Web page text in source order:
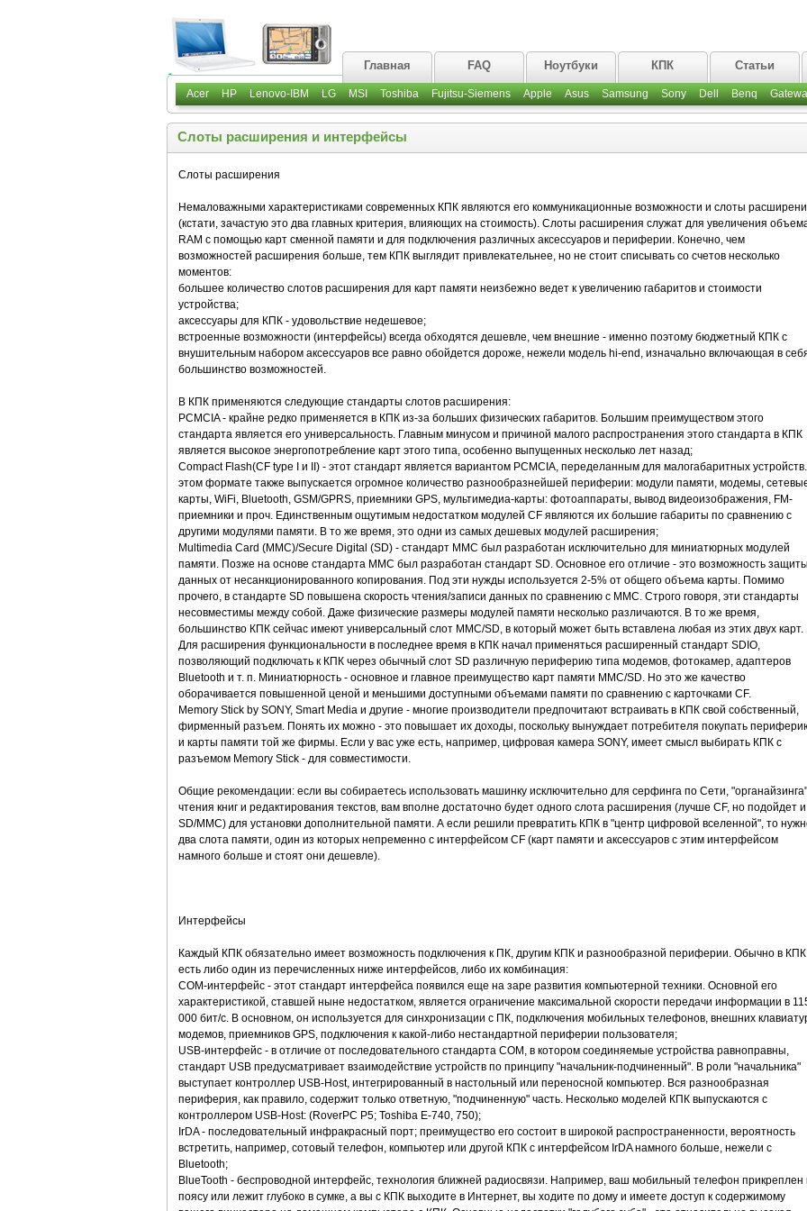
Главная FAQ Ноутбуки КПК Статьи
Acer HP Lenovo-IBM LG MSI Toshiba Fujitsu-Siemens Apple Asus Samsung Sony Dell Benq
Слоты расширения и интерфейсы
Слоты расширения
Немаловажными характеристиками современных КПК являются его коммуникационные возможности и слоты
(кстати, зачастую это два главных критерия, влияющих на стоимость). Слоты расширения служат для увеличения
RAM с помощью карт сменной памяти и для подключения различных аксессуаров и периферии. Конечно, чем
возможностей расширения больше, тем КПК выглядит привлекательнее, но не стоит списывать со счетов несколько
моментов:
большее количество слотов расширения для карт памяти неизбежно ведет к увеличению габаритов и стоимости
устройства;
аксессуары для КПК - удовольствие недешевое;
встроенные возможности (интерфейсы) всегда обходятся дешевле, чем внешние - именно поэтому бюджетный КПК с
внушительным набором аксессуаров все равно обойдется дороже, нежели модель hi-end, изначально включающая в
большинство возможностей.
В КПК применяются следующие стандарты слотов расширения:
PCMCIA - крайне редко применяется в КПК из-за больших физических габаритов. Большим преимуществом этого
стандарта является его универсальность. Главным минусом и причиной малого распространения этого стандарта в КПК
является высокое энергопотребление карт этого типа, особенно выпущенных несколько лет назад;
Compact Flash(CF type I и II) - этот стандарт является вариантом PCMCIA, переделанным для малогабаритных
этом формате также выпускается огромное количество разнообразнейшей периферии: модули памяти, модемы,
карты, WiFi, Bluetooth, GSM/GPRS, приемники GPS, мультимедиа-карты: фотоаппараты, вывод видеоизображения, FM-
приемники и проч. Единственным ощутимым недостатком модулей CF являются их большие габариты по сравнению с
другими модулями памяти. В то же время, это одни из самых дешевых модулей расширения;
Multimedia Card (MMC)/Secure Digital (SD) - стандарт MMC был разработан исключительно для миниатюрных модулей
памяти. Позже на основе стандарта ММС был разработан стандарт SD. Основное его отличие - это возможность защиты
данных от несанкционированного копирования. Под эти нужды используется 2-5% от общего объема карты. Помимо
прочего, в стандарте SD повышена скорость чтения/записи данных по сравнению с ММС. Строго говоря, эти стандарты
несовместимы между собой. Даже физические размеры модулей памяти несколько различаются. В то же время,
большинство КПК сейчас имеют универсальный слот MMC/SD, в который может быть вставлена любая из этих двух карт.
Для расширения функциональности в последнее время в КПК начал применяться расширенный стандарт SDIO,
позволяющий подключать к КПК через обычный слот SD различную периферию типа модемов, фотокамер, адаптеров
Bluetooth и т. п. Миниатюрность - основное и главное преимущество карт памяти MMC/SD. Но это же качество
оборачивается повышенной ценой и меньшими доступными объемами памяти по сравнению с карточками CF.
Memory Stick by SONY, Smart Media и другие - многие производители предпочитают встраивать в КПК свой собственный,
фирменный разъем. Понять их можно - это повышает их доходы, поскольку вынуждает потребителя покупать
и карты памяти той же фирмы. Если у вас уже есть, например, цифровая камера SONY, имеет смысл выбирать КПК с
разъемом Memory Stick - для совместимости.
Общие рекомендации: если вы собираетесь использовать машинку исключительно для серфинга по Сети,
чтения книг и редактирования текстов, вам вполне достаточно будет одного слота расширения (лучше CF, но подойдет и
SD/MMC) для установки дополнительной памяти. А если решили превратить КПК в "центр цифровой вселенной", то
два слота памяти, один из которых непременно с интерфейсом CF (карт памяти и аксессуаров с этим интерфейсом
намного больше и стоят они дешевле).
Интерфейсы
Каждый КПК обязательно имеет возможность подключения к ПК, другим КПК и разнообразной периферии. Обычно в КПК
есть либо один из перечисленных ниже интерфейсов, либо их комбинация:
СОМ-интерфейс - этот стандарт интерфейса появился еще на заре развития компьютерной техники. Основной его
характеристикой, ставшей ныне недостатком, является ограничение максимальной скорости передачи информации в
000 бит/с. В основном, он используется для синхронизации с ПК, подключения мобильных телефонов, внешних
модемов, приемников GPS, подключения к какой-либо нестандартной периферии пользователя;
USB-интерфейс - в отличие от последовательного стандарта СОМ, в котором соединяемые устройства равноправны,
стандарт USB предусматривает взаимодействие устройств по принципу "начальник-подчиненный". В роли "начальника"
выступает контроллер USB-Host, интегрированный в настольный или переносной компьютер. Вся разнообразная
периферия, как правило, содержит только ответную, "подчиненную" часть. Несколько моделей КПК выпускаются с
контроллером USB-Host: (RoverPC Р5; Toshiba Е-740, 750);
IrDA - последовательный инфракрасный порт; преимущество его состоит в широкой распространенности, вероятность
встретить, например, сотовый телефон, компьютер или другой КПК с интерфейсом IrDA намного больше, нежели с
Bluetooth;
BlueTooth - беспроводной интерфейс, технология ближней радиосвязи. Например, ваш мобильный телефон прикреплен
поясу или лежит глубоко в сумке, а вы с КПК выходите в Интернет, вы ходите по дому и имеете доступ к содержимому